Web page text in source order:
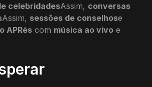
celebridadesAssim, conversas
Assim, sessões de conselhose
APRès com música ao vivo e